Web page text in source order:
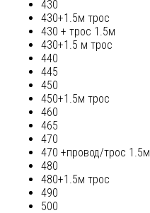
430
430+1.5м трос
430 + трос 1.5м
430+1.5 м трос
440
445
450
450+1.5м трос
460
465
470
470 +провод/трос 1.5м
480
480+1.5м трос
490
500